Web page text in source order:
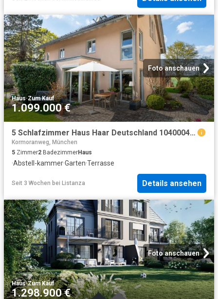
Foto anschauen
Haus·Zum Kauf
1.099.000 €
5 Schlafzimmer Haus Haar Deutschland 104000486
Kormoranweg, München
5 Zimmer2 BadezimmerHaus
·Abstell-kammer·Garten·Terrasse
Seit 3 Wochen bei Listanza Details ansehen
Foto anschauen
Haus·Zum Kauf
1.298.900 €